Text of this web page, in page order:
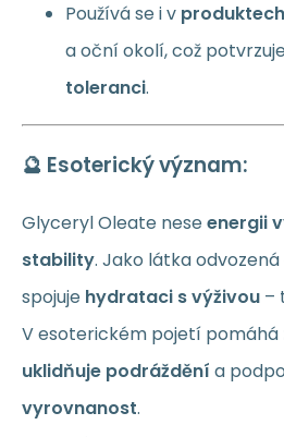
Používá se i v
a oční okolí, což
toleranci.
🔮 Esoterický význam:
Glyceryl Oleate neseenergii
stability. Jako látka
spojuje hydrataci s výživou –
V esoterickém pojetí pomáhá
uklidňuje podráždění a
vyrovnanost.